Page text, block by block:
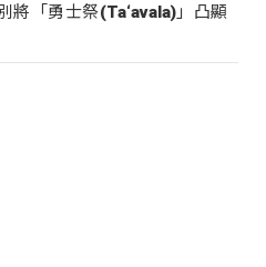
將「勇士祭(Ta‘avala)」凸顯